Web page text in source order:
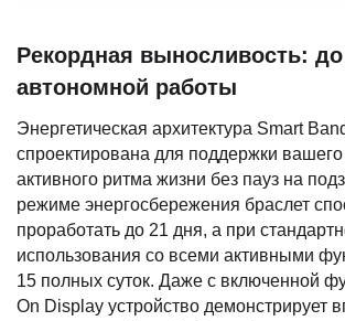
Рекордная выносливость:
автономной работы
Энергетическая архитектура Smart
спроектирована для поддержки
активного ритма жизни без пауз на
режиме энергосбережения браслет
проработать до 21 дня, а при
использования со всеми активными
15 полных суток. Даже с включенной
On Display устройство демонстрирует